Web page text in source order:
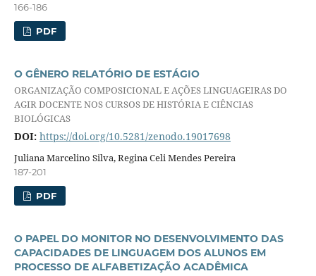
166-186
PDF
O GÊNERO RELATÓRIO DE ESTÁGIO
ORGANIZAÇÃO COMPOSICIONAL E AÇÕES LINGUAGEIRAS DO
AGIR DOCENTE NOS CURSOS DE HISTÓRIA E CIÊNCIAS
BIOLÓGICAS
DOI: https://doi.org/10.5281/zenodo.19017698
Juliana Marcelino Silva, Regina Celi Mendes Pereira
187-201
PDF
O PAPEL DO MONITOR NO DESENVOLVIMENTO DAS
CAPACIDADES DE LINGUAGEM DOS ALUNOS EM
PROCESSO DE ALFABETIZAÇÃO ACADÊMICA